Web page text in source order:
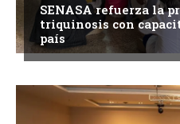
SENASA refuerza la
triquinosis con
país